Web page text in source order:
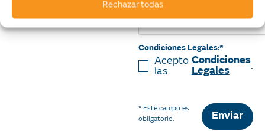
Rechazar todas
Condiciones Legales:*
Acepto
las
Condiciones
Legales
.
* Este campo es
obligatorio.
Enviar